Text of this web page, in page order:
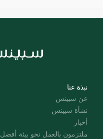
نبذة عنا
عن سبينس
نشأة سبينس
أخبار
ملتزمون بالعمل نحو بيئة أفضل